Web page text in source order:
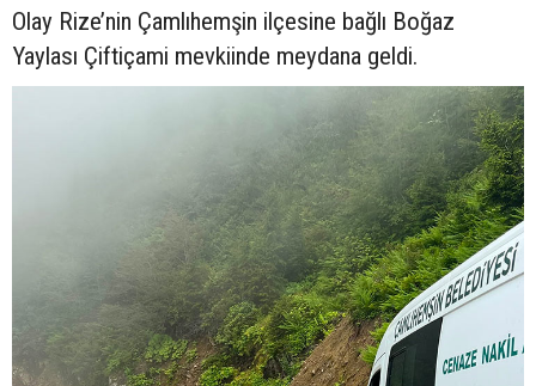
Olay Rize’nin Çamlıhemşin ilçesine bağlı Boğaz
Yaylası Çiftiçami mevkiinde meydana geldi.